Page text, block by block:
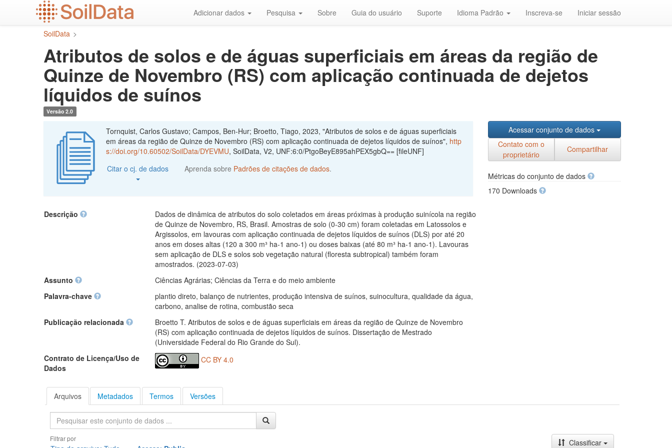
Adicionar dados Pesquisa Sobre Guia do usuário Suporte Idioma Padrão Inscreva-se Iniciar sessão
SoilData >
Atributos de solos e de águas superficiais em áreas da região de
Quinze de Novembro (RS) com aplicação continuada de dejetos
líquidos de suínos
Versão 2.0
Tornquist, Carlos Gustavo; Campos, Ben-Hur; Broetto, Tiago, 2023, "Atributos de solos e de águas superficiais
em áreas da região de Quinze de Novembro (RS) com aplicação continuada de dejetos líquidos de suínos", http
s://doi.org/10.60502/SoilData/DYEVMU, SoilData, V2, UNF:6:0/PtgoBeyE895ahPEX5gbQ== [fileUNF]
Citar o cj. de dados
Aprenda sobre Padrões de citações de dados.
Acessar conjunto de dados
Contato com o
proprietário
Compartilhar
Métricas do conjunto de dados
170 Downloads
Descrição
Dados de dinâmica de atributos do solo coletados em áreas próximas à produção suinícola na região
de Quinze de Novembro, RS, Brasil. Amostras de solo (0-30 cm) foram coletadas em Latossolos e
Argissolos, em lavouras com aplicação continuada de dejetos líquidos de suínos (DLS) por até 20
anos em doses altas (120 a 300 m³ ha-1 ano-1) ou doses baixas (até 80 m³ ha-1 ano-1). Lavouras
sem aplicação de DLS e solos sob vegetação natural (floresta subtropical) também foram
amostrados. (2023-07-03)
Assunto
Ciências Agrárias; Ciências da Terra e do meio ambiente
Palavra-chave
plantio direto, balanço de nutrientes, produção intensiva de suínos, suinocultura, qualidade da água,
carbono, analise de rotina, combustão seca
Publicação relacionada
Broetto T. Atributos de solos e de águas superficiais em áreas da região de Quinze de Novembro
(RS) com aplicação continuada de dejetos líquidos de suínos. Dissertação de Mestrado
(Universidade Federal do Rio Grande do Sul).
Contrato de Licença/Uso de
Dados
CC BY 4.0
Arquivos Metadados Termos Versões
Pesquisa
Filtrar por Classificar